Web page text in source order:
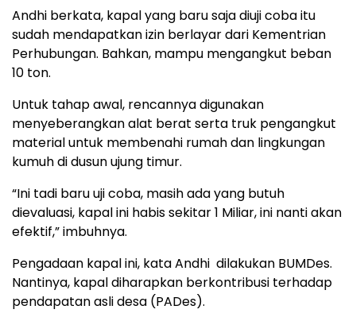
Andhi berkata, kapal yang baru saja diuji coba itu
sudah mendapatkan izin berlayar dari Kementrian
Perhubungan. Bahkan, mampu mengangkut beban
10 ton.
Untuk tahap awal, rencannya digunakan
menyeberangkan alat berat serta truk pengangkut
material untuk membenahi rumah dan lingkungan
kumuh di dusun ujung timur.
“Ini tadi baru uji coba, masih ada yang butuh
dievaluasi, kapal ini habis sekitar 1 Miliar, ini nanti akan
efektif,” imbuhnya.
Pengadaan kapal ini, kata Andhi dilakukan BUMDes.
Nantinya, kapal diharapkan berkontribusi terhadap
pendapatan asli desa (PADes).